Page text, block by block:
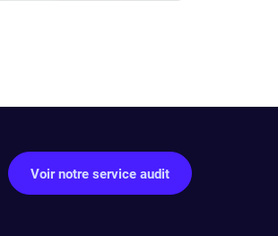
Voir notre service audit